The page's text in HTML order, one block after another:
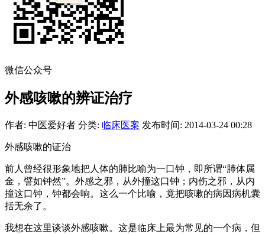
微信公众号
外感咳嗽的辨证治疗
作者: 中医爱好者 分类: 临床医案 发布时间: 2014-03-24 00:28
外感咳嗽的证治
前人曾经很形象地把人体的肺比喻为一口钟，即所谓“肺体属
金，譬如钟然”。外感之邪，从外撞这口钟；内伤之邪，从内
撞这口钟，钟都会响。这么一个比喻，竟把咳嗽的病因病机囊
括无余了。
我想在这里谈谈外感咳嗽。这是临床上最为常见的一个病，但